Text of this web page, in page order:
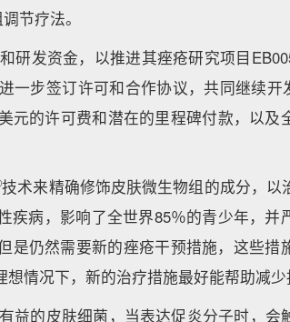
节疗法。
研发资金，以推进其痤疮研究项目
一步签订许可和合作协议，共同继续开
元的许可费和潜在的里程碑付款，以及
技术来精确修饰皮肤微生物组的成分，以
疾病，影响了全世界85％的青少年，并
是仍然需要新的痤疮干预措施，这些措
情况下，新的治疗措施最好能帮助减少
益的皮肤细菌，当表达促炎分子时，会